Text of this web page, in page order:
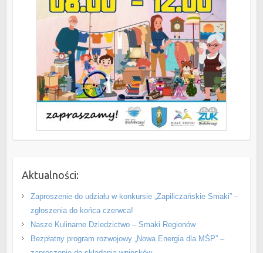
Aktualności:
Zaproszenie do udziału w konkursie „Zapiliczańskie Smaki” –
zgłoszenia do końca czerwca!
Nasze Kulinarne Dziedzictwo – Smaki Regionów
Bezpłatny program rozwojowy „Nowa Energia dla MŚP” –